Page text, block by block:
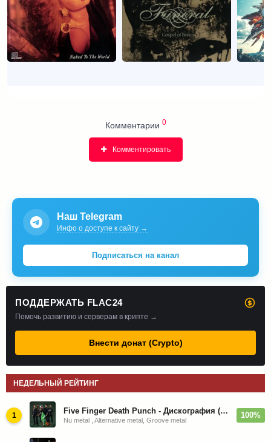
Комментарии 0
Комментировать
Наш Telegram
Инфо о доступе к сайту →
Подписаться на канал
ПОДДЕРЖАТЬ FLAC24
Помочь развитию и серверам в крипте →
Внести донат (Crypto)
НЕДЕЛЬНЫЙ РЕЙТИНГ
1 Five Finger Death Punch - Дискография (2008-2026)
Nu metal , Alternative metal, Groove metal
100%